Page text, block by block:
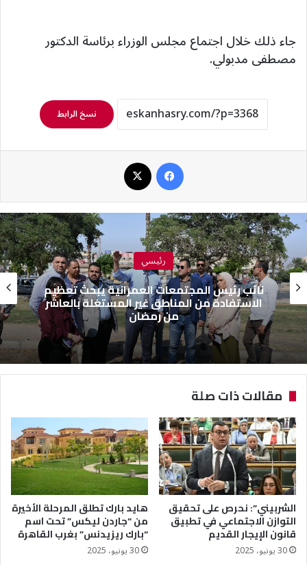
جاء ذلك خلال اجتماع مجلس الوزراء برئاسة الدكتور
مصطفى مدبولي.
نسخ الرابط
رئيسي
نائب رئيس المجتمعات العمرانية يبحث تعظيم
الاستفادة من المناطق غير المستغلة بالعاشر
من رمضان
مقالات ذات صلة
الشربيني”: نحرص على تحقيق
التوازن الاجتماعي في تطبيق
قانون الإيجار القديم
30 يونيو، 2025
هايد بارك تطلق المرحلة الأخيرة
من “جاردن ليكس” تحت اسم
“بارك ريزيدنس” بغرب القاهرة
30 يونيو، 2025